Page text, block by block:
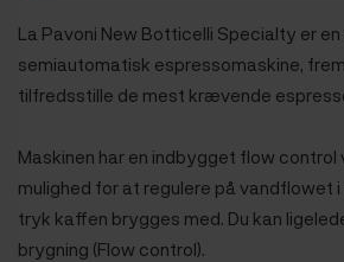
La Pavoni New Botticelli Specialty er
semiautomatisk espressomaskine,
tilfredsstille de mest krævende
Maskinen har en indbygget flow control
mulighed for at regulere på vandflowet
tryk kaffen brygges med. Du kan
brygning (Flow control).